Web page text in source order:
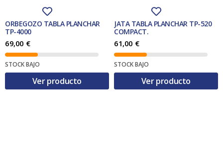
ORBEGOZO TABLA PLANCHAR
TP-4000
69,00 €
STOCK BAJO
Ver producto
JATA TABLA PLANCHAR TP-520
COMPACT.
61,00 €
STOCK BAJO
Ver producto